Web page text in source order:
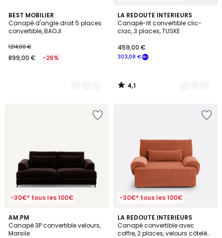
BEST MOBILIER
Canapé d'angle droit 5 places
convertible, BAOJI
1214,00 €
899,00 € -26%
5
Couleurs
LA REDOUTE INTERIEURS
Canapé-lit convertible clic-
clac, 3 places, TUSKE
303,08 €
459,00 €
4,1
/ 5
3
Couleurs
4,1
/
-30€* tous les 100€
AM.PM
Canapé 3P convertible velours,
Marsile
17
Couleurs
-30€* tous les 100€
LA REDOUTE INTERIEURS
Canapé convertible avec
coffre, 2 places, velours côtelé
4
/
5
7
Couleurs